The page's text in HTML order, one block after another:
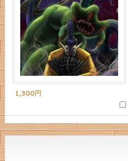
1,300円